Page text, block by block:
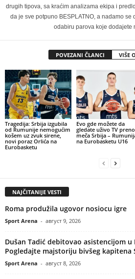
drugih tipova, sa kraćim analizama ekipa i
da je sve potpuno BESPLATNO, a nadamo se
odabiru parova koje dodajete
POVEZANI ČLANCI VIŠE
Tragedija: Srbija izgubila
od Rumunije nemogućim
košem uz zvuk sirene,
novi poraz Orlića na
Eurobasketu
Evo gde možete da
gledate uživo TV
meča Srbija –
na Eurobasketu U16
NAJČITANIJE VESTI
Roma produžila ugovor nosiocu igre
Sport Arena - август 9, 2026
Dušan Tadić debitovao asistencijom
Pogledajte majstoriju bivšeg kapitena
Sport Arena - август 8, 2026